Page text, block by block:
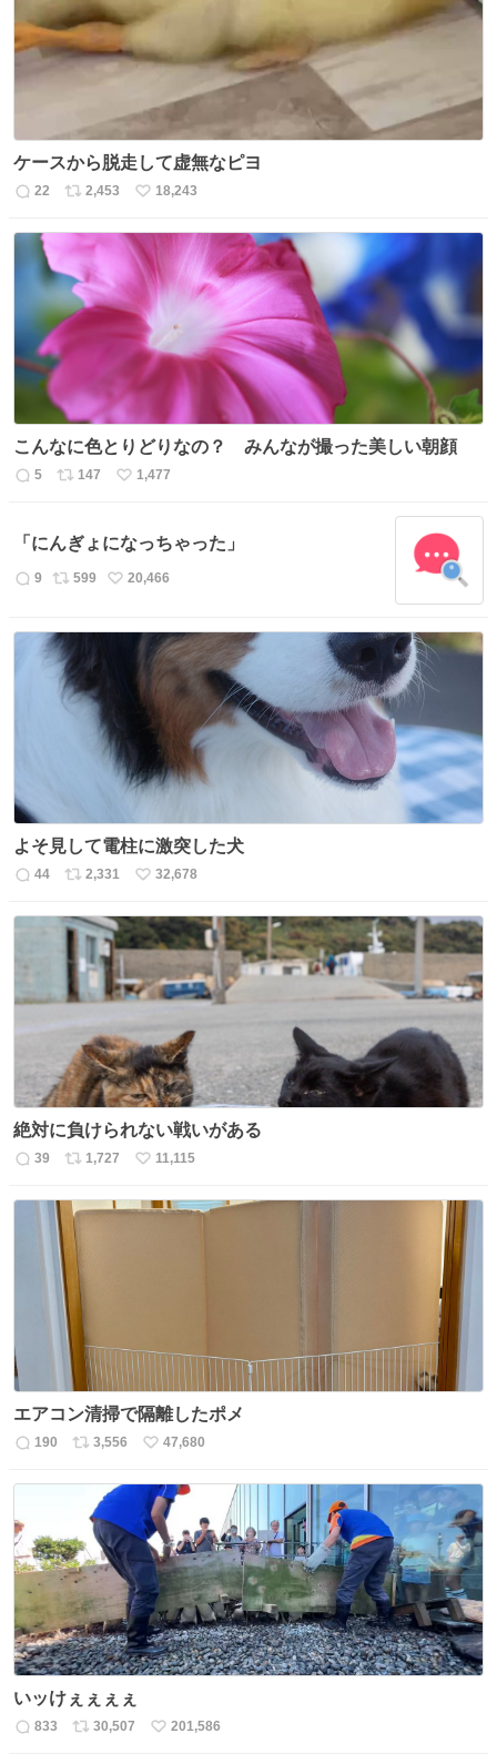
数
ケースから脱走して虚無なピヨ
返
22
リ
ト
数
2,453
い
ね
数
18,243
こんなに色とりどりなの？ みんなが撮った美しい朝顔
返
数
5
リ
ス
ト
数
147
い
ね
数
1,477
「にんぎょになっちゃった」
返
数
9
リ
ス
ト
数
599
い
ね
20,466
よそ見して電柱に激突した犬
返
数
44
リ
ス
ト
数
2,331
い
ね
数
32,678
絶対に負けられない戦いがある
返
39
リ
ス
ト
数
1,727
い
ね
11,115
エアコン清掃で隔離したポメ
返
190
リ
数
3,556
い
ね
数
47,680
いッけぇぇぇぇ
返
833
リ
30,507
い
201,586